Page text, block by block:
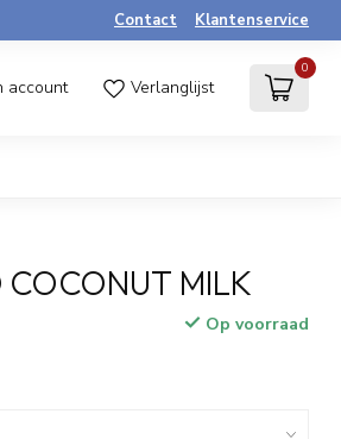
Contact Klantenservice
account Verlanglijst
0
COCONUT MILK
Op voorraad